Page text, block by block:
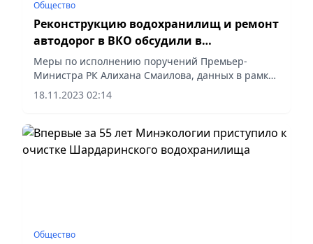
Общество
Реконструкцию водохранилищ и ремонт
автодорог в ВКО обсудили в
Правительстве
Меры по исполнению поручений Премьер-
Министра РК Алихана Смаилова, данных в рамках
рабочей поездки в Восточно-Казахстанскую
область 6 октября, рассмотрены на совещании в
18.11.2023 02:14
Общество